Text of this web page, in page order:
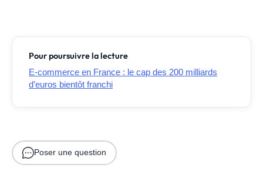
Pour poursuivre la lecture
E-commerce en France : le cap des 200 milliards
d’euros bientôt franchi
Poser une question